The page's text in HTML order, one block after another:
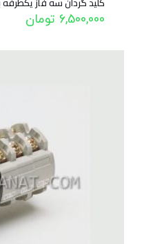
6,500,000 تومان